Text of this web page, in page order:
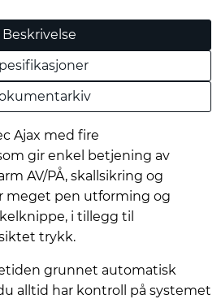
Beskrivelse
Ajax med fire
gir enkel betjening av
AV/PÅ, skallsikring og
meget pen utforming og
i tillegg til
trykk.
grunnet automatisk
alltid har kontroll på systemet